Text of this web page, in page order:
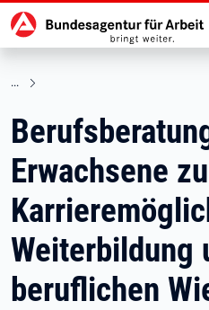
zu den Hauptinhalten springen
Hauptnavigation
Erwachsene zu
Weiterbildung
beruflichen